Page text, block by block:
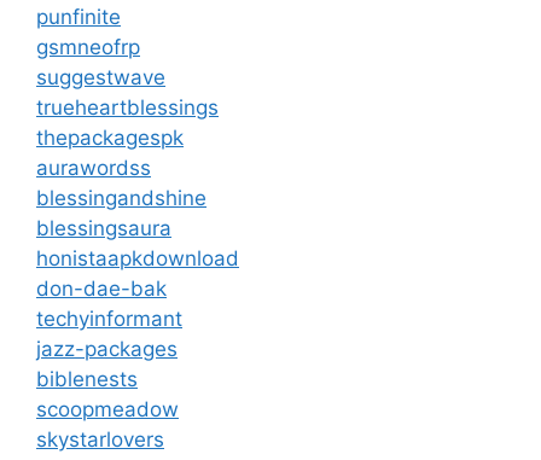
punfinite
gsmneofrp
suggestwave
trueheartblessings
thepackagespk
aurawordss
blessingandshine
blessingsaura
honistaapkdownload
don-dae-bak
techyinformant
jazz-packages
biblenests
scoopmeadow
skystarlovers